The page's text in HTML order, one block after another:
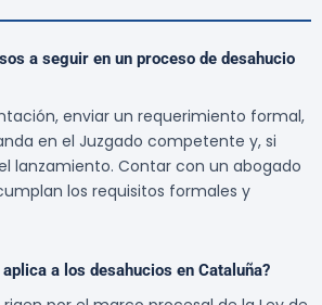
a seguir en un proceso de desahucio
enviar un requerimiento formal,
en el Juzgado competente y, si
lanzamiento. Contar con un abogado
los requisitos formales y
a los desahucios en Cataluña?